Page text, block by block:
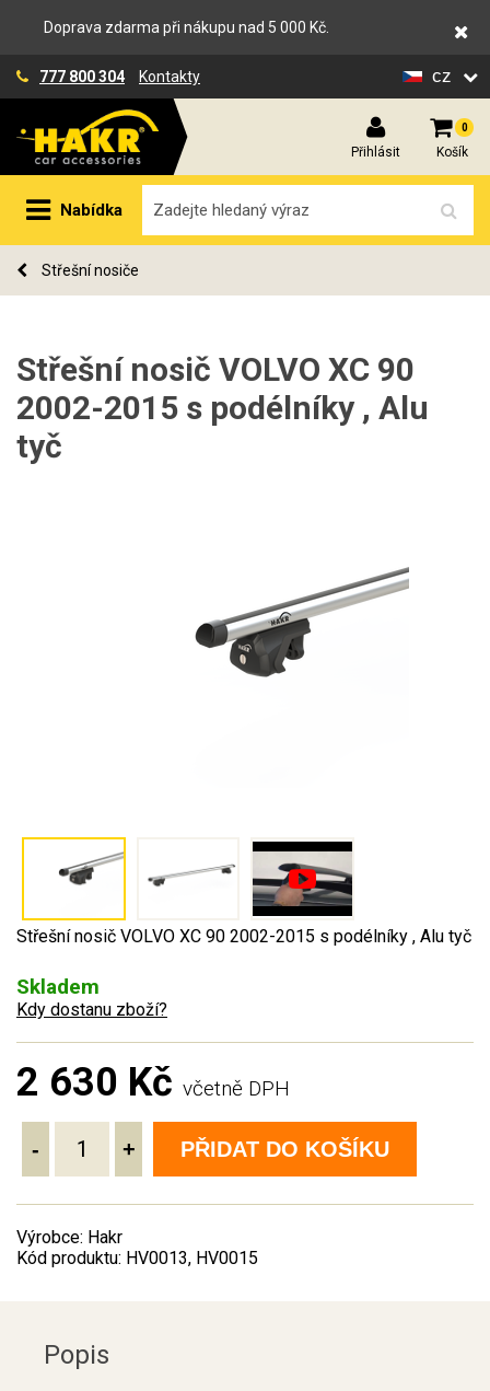
Doprava zdarma při nákupu nad 5 000 Kč.
777 800 304 Kontakty cz
Přihlásit
0
Košík
Nabídka
Střešní nosiče
Střešní nosič VOLVO XC 90
2002-2015 s podélníky , Alu
tyč
Střešní nosič VOLVO XC 90 2002-2015 s podélníky , Alu tyč
Skladem
Kdy dostanu zboží?
2 630 Kč včetně DPH
- + PŘIDAT DO KOŠÍKU
Výrobce: Hakr
Kód produktu: HV0013, HV0015
Popis